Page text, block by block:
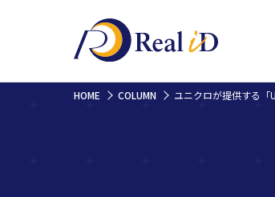
HOME COLUMN